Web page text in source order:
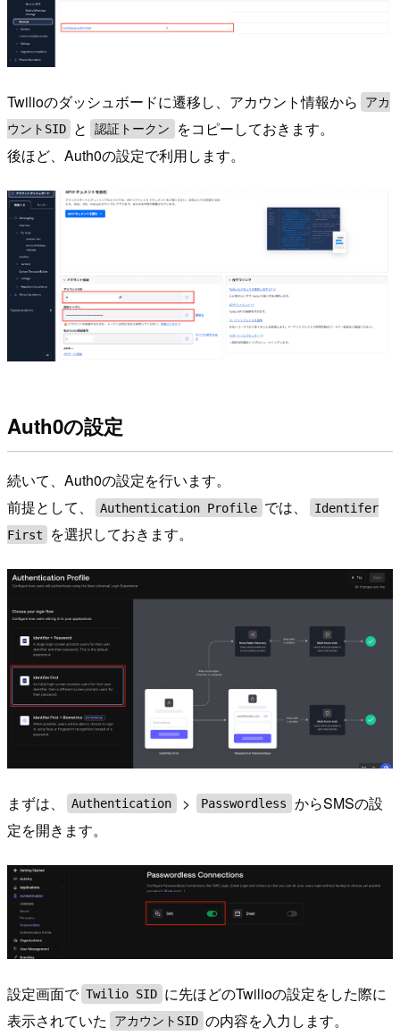
Twilioのダッシュボードに遷移し、アカウント情報から
アカ
ウントSID
と 認証トークン
をコピーしておきます。
後ほど、Auth0の設定で利用します。
Auth0の設定
続いて、Auth0の設定を行います。
前提として、
Authentication Profile では、
Identifer
First
を選択しておきます。
まずは、 Authentication > Passwordless
からSMSの設
定を開きます。
設定画面で Twilio SID に先ほどのTwilioの設定をした際に
表示されていた
アカウントSID の内容を入力します。